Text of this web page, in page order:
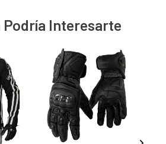
Podría Interesarte